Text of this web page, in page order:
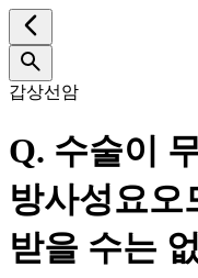
갑상선암
Q. 수술이
방사성요오
받을 수는